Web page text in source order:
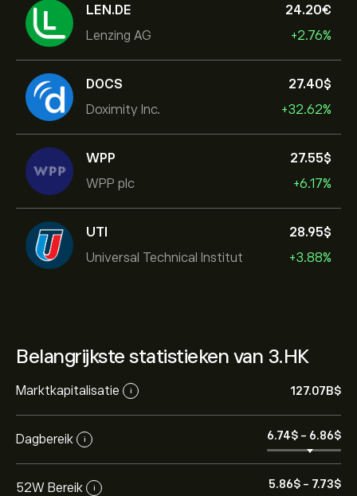
LEN.DE
Lenzing AG
24.20‎€‎
+2.76%
DOCS
Doximity Inc.
27.40‎$‎
+32.62%
WPP
WPP plc
27.55‎$‎
+6.17%
UTI
Universal Technical Institut
28.95‎$‎
+3.88%
Belangrijkste statistieken van 3.HK
Marktkapitalisatie i 127.07B‎$‎
Dagbereik i 6.74‎$‎ - 6.86‎$‎
52W Bereik i 5.86‎$‎ - 7.73‎$‎